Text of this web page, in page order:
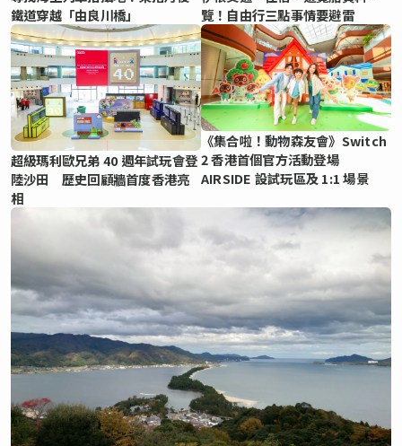
鐵道穿越「由良川橋」
覽！自由行三點事情要避雷
超級瑪利歐兄弟 40 週年試玩會登
陸沙田 歷史回顧牆首度香港亮
相
《集合啦！動物森友會》Switch
2 香港首個官方活動登場
AIRSIDE 設試玩區及 1:1 場景